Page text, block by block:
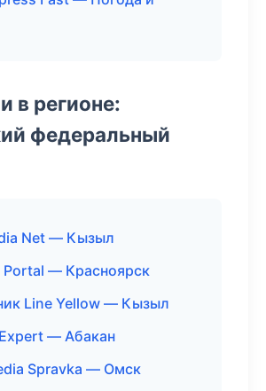
в регионе:
федеральный
Net — Кызыл
— Красноярск
Line Yellow — Кызыл
— Абакан
Spravka — Омск